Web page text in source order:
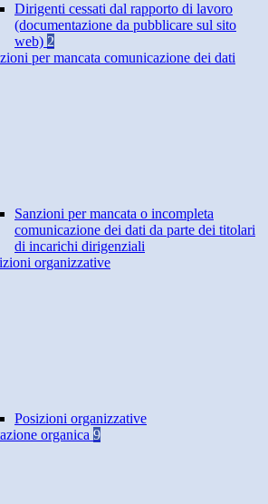
Dirigenti cessati dal rapporto di lavoro
(documentazione da pubblicare sul sito
web) 2
per mancata comunicazione dei dati
Sanzioni per mancata o incompleta
comunicazione dei dati da parte dei titolari
di incarichi dirigenziali
organizzative
Posizioni organizzative
organica 9